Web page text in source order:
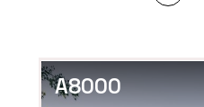
A8000